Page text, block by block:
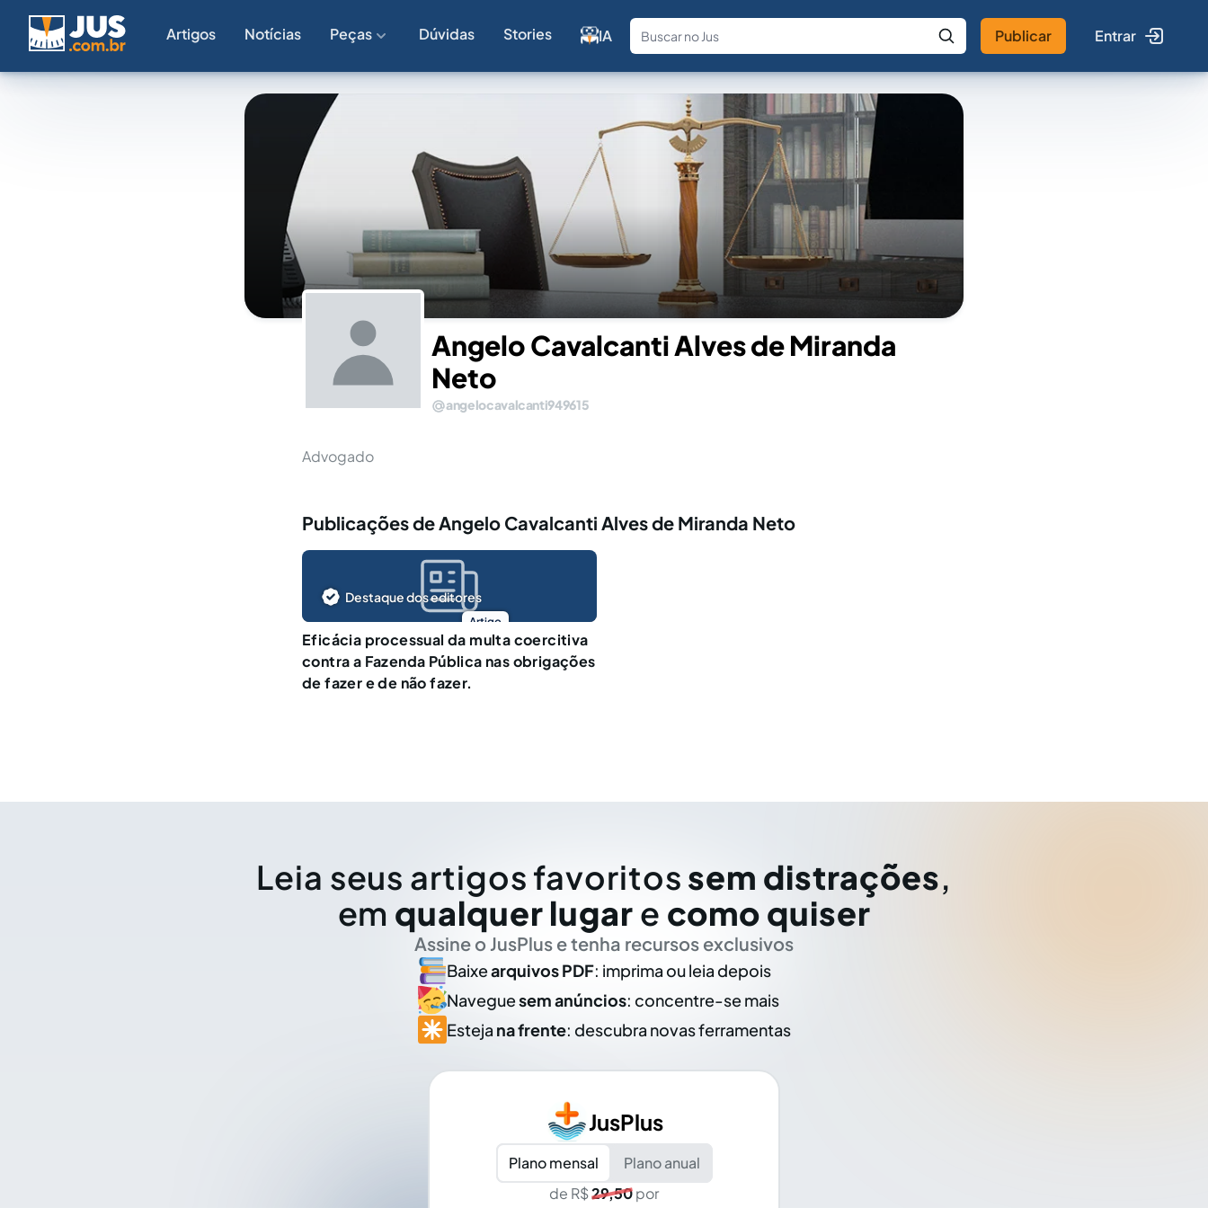
Artigos Notícias Peças Dúvidas Stories IA
Fale com a IA Buscar no Jus
Publicar Entrar
Angelo Cavalcanti Alves de Miranda
Neto
angelocavalcanti949615
Advogado
Publicações de Angelo Cavalcanti Alves de Miranda Neto
Artigo
Destaque dos editores
Eficácia processual da multa coercitiva
contra a Fazenda Pública nas obrigações
de fazer e de não fazer.
Leia seus artigos favoritos sem distrações,
em qualquer lugar e como quiser
Assine o JusPlus e tenha recursos exclusivos
Baixearquivos PDF: imprima ou leia depois
Naveguesem anúncios: concentre-se mais
Esteja na frente: descubra novas ferramentas
JusPlus
Plano mensal
Plano anual
de R$29,50por